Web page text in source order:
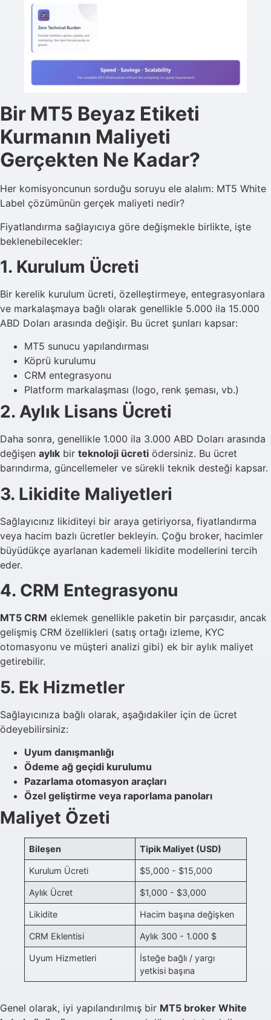
Bir MT5 Beyaz Etiketi
Kurmanın Maliyeti
Gerçekten Ne Kadar?
Her komisyoncunun sorduğu soruyu ele alalım: MT5 White
Label çözümünün gerçek maliyeti nedir?
Fiyatlandırma sağlayıcıya göre değişmekle birlikte, işte
beklenebilecekler:
1. Kurulum Ücreti
Bir kerelik kurulum ücreti, özelleştirmeye, entegrasyonlara
ve markalaşmaya bağlı olarak genellikle 5.000 ila 15.000
ABD Doları arasında değişir. Bu ücret şunları kapsar:
MT5 sunucu yapılandırması
Köprü kurulumu
CRM entegrasyonu
Platform markalaşması (logo, renk şeması, vb.)
2. Aylık Lisans Ücreti
Daha sonra, genellikle 1.000 ila 3.000 ABD Doları arasında
değişen aylık bir teknoloji ücreti ödersiniz. Bu ücret
barındırma, güncellemeler ve sürekli teknik desteği kapsar.
3. Likidite Maliyetleri
Sağlayıcınız likiditeyi bir araya getiriyorsa, fiyatlandırma
veya hacim bazlı ücretler bekleyin. Çoğu broker, hacimler
büyüdükçe ayarlanan kademeli likidite modellerini tercih
eder.
4. CRM Entegrasyonu
MT5 CRM eklemek genellikle paketin bir parçasıdır, ancak
gelişmiş CRM özellikleri (satış ortağı izleme, KYC
otomasyonu ve müşteri analizi gibi) ek bir aylık maliyet
getirebilir.
5. Ek Hizmetler
Sağlayıcınıza bağlı olarak, aşağıdakiler için de ücret
ödeyebilirsiniz:
Uyum danışmanlığı
Ödeme ağ geçidi kurulumu
Pazarlama otomasyon araçları
Özel geliştirme veya raporlama panoları
Maliyet Özeti
Bileşen Tipik Maliyet (USD)
Kurulum Ücreti $5,000 - $15,000
Aylık Ücret $1,000 - $3,000
Likidite Hacim başına değişken
CRM Eklentisi Aylık 300 - 1.000 $
Uyum Hizmetleri
İsteğe bağlı / yargı
yetkisi başına
Genel olarak, iyi yapılandırılmış bir MT5 broker White